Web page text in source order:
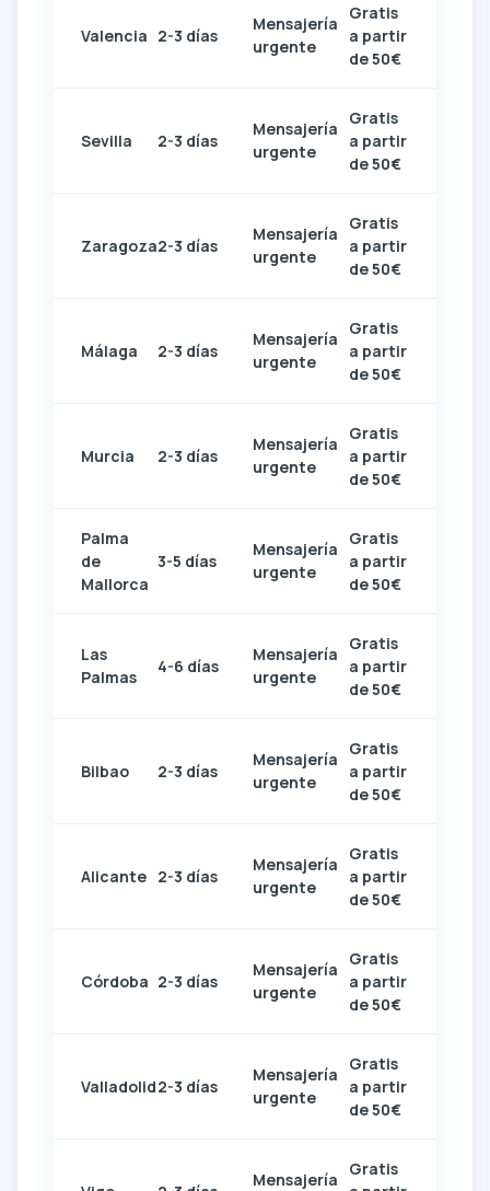
Valencia 2-3 días
Mensajería
urgente
Gratis
a partir
de 50€
Sevilla 2-3 días
Mensajería
urgente
Gratis
a partir
de 50€
Zaragoza2-3 días
Mensajería
urgente
Gratis
a partir
de 50€
Málaga 2-3 días
Mensajería
urgente
Gratis
a partir
de 50€
Murcia 2-3 días
Mensajería
urgente
Gratis
a partir
de 50€
Palma
de
Mallorca
3-5 días
Mensajería
urgente
Gratis
a partir
de 50€
Las
Palmas
4-6 días
Mensajería
urgente
Gratis
a partir
de 50€
Bilbao 2-3 días
Mensajería
urgente
Gratis
a partir
de 50€
Alicante 2-3 días
Mensajería
urgente
Gratis
a partir
de 50€
Córdoba 2-3 días
Mensajería
urgente
Gratis
a partir
de 50€
Valladolid2-3 días
Mensajería
urgente
Gratis
a partir
de 50€
Mensajería
Gratis